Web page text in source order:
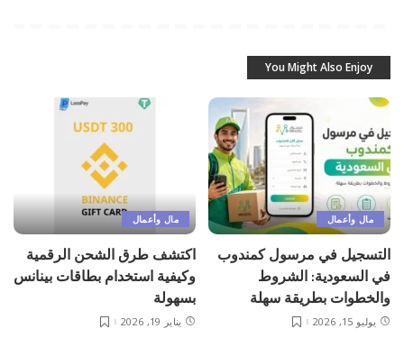
You Might Also Enjoy
مال وأعمال
التسجيل في مرسول كمندوب
في السعودية: الشروط
والخطوات بطريقة سهلة
يوليو 15, 2026
مال وأعمال
اكتشف طرق الشحن الرقمية
وكيفية استخدام بطاقات بينانس
بسهولة
يناير 19, 2026